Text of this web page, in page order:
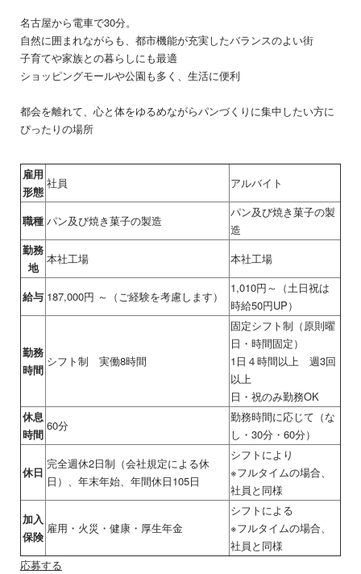
名古屋から電車で30分。
自然に囲まれながらも、都市機能が充実したバランスのよい街
子育てや家族との暮らしにも最適
ショッピングモールや公園も多く、生活に便利
都会を離れて、心と体をゆるめながらパンづくりに集中したい方に
ぴったりの場所
雇用
形態
社員 アルバイト
職種 パン及び焼き菓子の製造
パン及び焼き菓子の製
造
勤務
地
本社工場 本社工場
給与 187,000円 ～（ご経験を考慮します）
1,010円～（土日祝は
時給50円UP）
勤務
時間
シフト制 実働8時間
固定シフト制（原則曜
日・時間固定）
1日４時間以上 週3回
以上
日・祝のみ勤務OK
休息
時間
60分
勤務時間に応じて（な
し・30分・60分）
休日
完全週休2日制（会社規定による休
日）、年末年始、年間休日105日
シフトにより
※フルタイムの場合、
社員と同様
加入
保険
雇用・火災・健康・厚生年金
シフトによる
※フルタイムの場合、
社員と同様
応募する